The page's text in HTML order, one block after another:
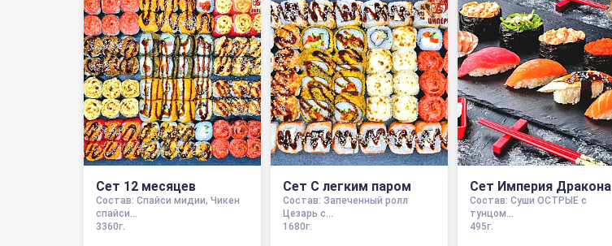
Сет 12 месяцев
Состав: Спайси мидии, Чикен
спайси...
3360г.
Сет С легким паром
Состав: Запеченный ролл
Цезарь с...
1680г.
Сет Империя Дракона
Состав: Суши ОСТРЫЕ с
тунцом...
495г.